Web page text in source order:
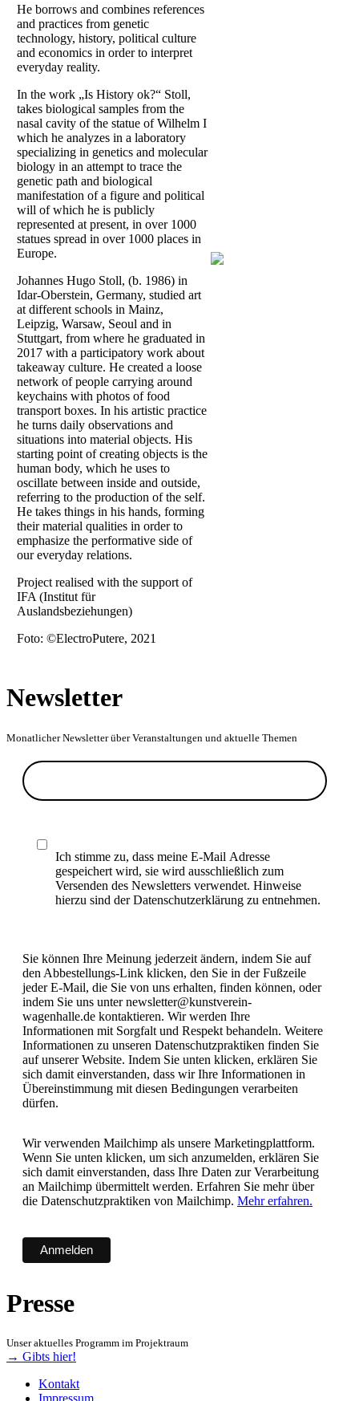
He borrows and combines references
and practices from genetic
technology, history, political culture
and economics in order to interpret
everyday reality.
In the work „Is History ok?“ Stoll,
takes biological samples from the
nasal cavity of the statue of Wilhelm I
which he analyzes in a laboratory
specializing in genetics and molecular
biology in an attempt to trace the
genetic path and biological
manifestation of a figure and political
will of which he is publicly
represented at present, in over 1000
statues spread in over 1000 places in
Europe.
Johannes Hugo Stoll, (b. 1986) in
Idar-Oberstein, Germany, studied art
at different schools in Mainz,
Leipzig, Warsaw, Seoul and in
Stuttgart, from where he graduated in
2017 with a participatory work about
takeaway culture. He created a loose
network of people carrying around
keychains with photos of food
transport boxes. In his artistic practice
he turns daily observations and
situations into material objects. His
starting point of creating objects is the
human body, which he uses to
oscillate between inside and outside,
referring to the production of the self.
He takes things in his hands, forming
their material qualities in order to
emphasize the performative side of
our everyday relations.
Project realised with the support of
IFA (Institut für
Auslandsbeziehungen)
Foto: ©ElectroPutere, 2021
Newsletter
Monatlicher Newsletter über Veranstaltungen und aktuelle Themen
Ich stimme zu, dass meine E-Mail Adresse
gespeichert wird, sie wird ausschließlich zum
Versenden des Newsletters verwendet. Hinweise
hierzu sind der Datenschutzerklärung zu entnehmen.
Sie können Ihre Meinung jederzeit ändern, indem Sie auf
den Abbestellungs-Link klicken, den Sie in der Fußzeile
jeder E-Mail, die Sie von uns erhalten, finden können, oder
indem Sie uns unter newsletter@kunstverein-
wagenhalle.de kontaktieren. Wir werden Ihre
Informationen mit Sorgfalt und Respekt behandeln. Weitere
Informationen zu unseren Datenschutzpraktiken finden Sie
auf unserer Website. Indem Sie unten klicken, erklären Sie
sich damit einverstanden, dass wir Ihre Informationen in
Übereinstimmung mit diesen Bedingungen verarbeiten
dürfen.
Wir verwenden Mailchimp als unsere Marketingplattform.
Wenn Sie unten klicken, um sich anzumelden, erklären Sie
sich damit einverstanden, dass Ihre Daten zur Verarbeitung
an Mailchimp übermittelt werden. Erfahren Sie mehr über
die Datenschutzpraktiken von Mailchimp. Mehr erfahren.
Presse
Unser aktuelles Programm im Projektraum
→ Gibts hier!
Kontakt